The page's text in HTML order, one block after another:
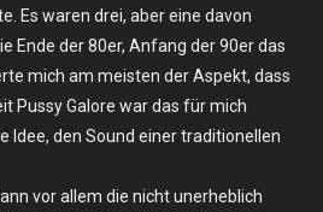
–
Do.
06.07.2017
–
Berlin,
Es waren drei, aber eine davon
Ende der 80er, Anfang der 90er das
mich am meisten der Aspekt, dass
Pussy Galore war das für mich
Idee, den Sound einer traditionellen
vor allem die nicht unerheblich